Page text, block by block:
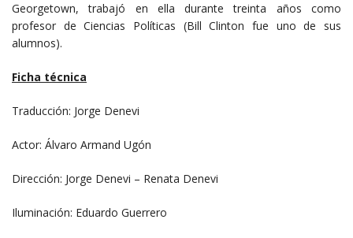
Georgetown, trabajó en ella durante treinta años como
profesor de Ciencias Políticas (Bill Clinton fue uno de sus
alumnos).
Ficha técnica
Traducción: Jorge Denevi
Actor: Álvaro Armand Ugón
Dirección: Jorge Denevi – Renata Denevi
Iluminación: Eduardo Guerrero